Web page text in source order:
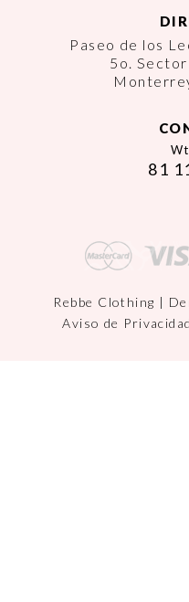
Paseo de los
5o.
81
Rebbe Clothing |
Aviso de Privacidad